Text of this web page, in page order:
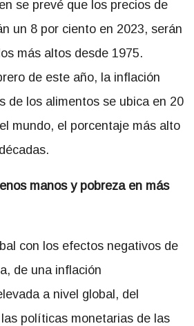
se prevé que los precios de
un 8 por ciento en 2023, serán
más altos desde 1975.
de este año, la inflación
de los alimentos se ubica en 20
mundo, el porcentaje más alto
manos y pobreza en más
con los efectos negativos de
de una inflación
a nivel global, del
políticas monetarias de las